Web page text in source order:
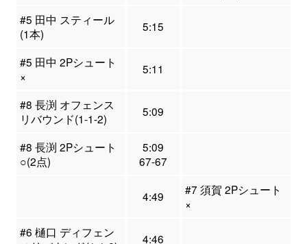
#5 田中 スティール
(1本)
5:15
#5 田中 2Pシュート
×
5:11
#8 長渕 オフェンス
リバウンド(1-1-2)
5:09
#8 長渕 2Pシュート
○(2点)
5:09
67-67
4:49
#7 須賀 2Pシュート
×
#6 樋口 ディフェン
4:46